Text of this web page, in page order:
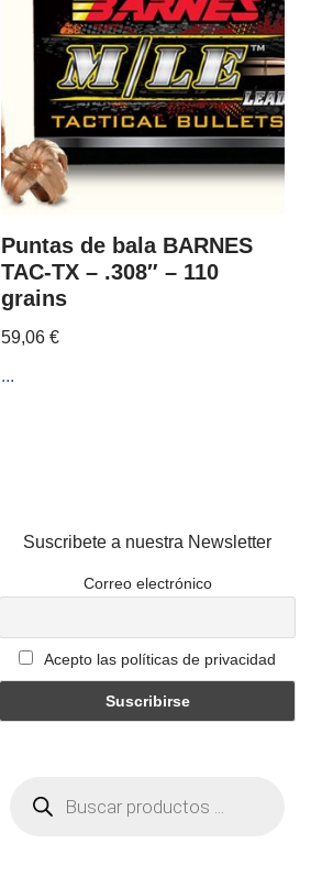
Puntas de bala BARNES
TAC-TX – .308″ – 110
grains
59,06€
...
Suscribete a nuestra Newsletter
Correo electrónico
Acepto las políticas de privacidad